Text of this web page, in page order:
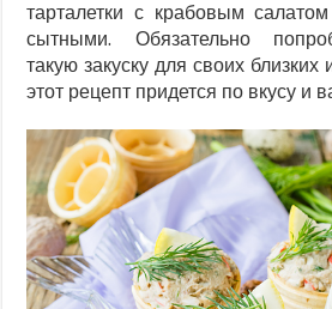
тарталетки с крабовым
сытными. Обязательно
такую закуску для своих близких
этот рецепт придется по вкусу и